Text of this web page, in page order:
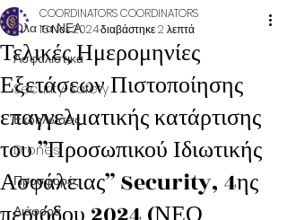
Όλα τα ΝΕΑ
Ασφαλιστικά
Security-Safety
Εκδηλώσεις
Drones
Προσφορές
Διάφορα
Τελικές Ημερομηνίες
Εξετάσεων Πιστοποίησης
επαγγελματικής κατάρτισης
του ”Προσωπικού Ιδιωτικής
Ασφάλειας” Security, 4ης
COORDINATORS COORDINATORS
15 Νοε 2024διαβάστηκε 2 λεπτά